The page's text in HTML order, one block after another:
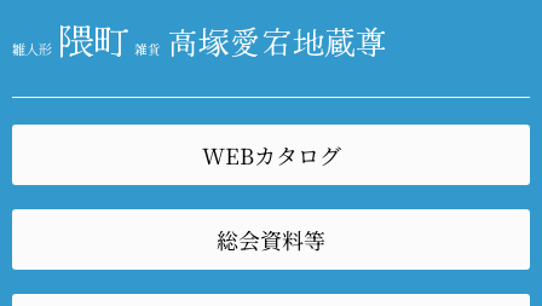
雛人形 隈町 雑貨 高塚愛宕地蔵尊
WEBカタログ
総会資料等